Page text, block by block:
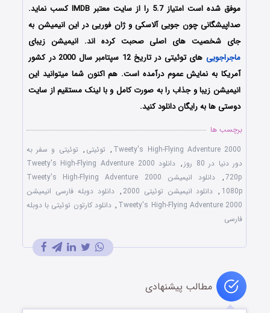
موفق شده است امتیاز 5.7 را از سایت معتبر IMDB کسب نماید.
صداپیشگانی چون جویی آلاسکی و ژان فوریی در این انیمیشن به
جای شخصیت های اصلی صحبت کرده اند. انیمیشن زیبای
ماجراجویی
های توئیتی در تاریخ 12 سپتامبر سال 2000 در کشور
آمریکا به نمایش عموم درآمده است. هم اکنون شما میتوانید این
انیمیشن زیبا و جذاب را به صورت کامل و با لینک مستقیم از سایت
دوستی ها به رایگان دانلود کنید.
برچسب ها
Tweety's High-Flying Adventure 2000
, توئیتی , توئیتی و سفر به
دور دنیا در 80 روز
,
دانلود Tweety's High-Flying Adventure 2000
720p
,
دانلود انیمیشن Tweety's High-Flying Adventure 2000
1080p
, دانلود انیمیشن توئیتی 2000 , دانلود دوبله فارسی انیمیشن
Tweety's High-Flying Adventure 2000
, دانلود کارتون توئیتی با دوبله
فارسی
مطالب پیشنهادی